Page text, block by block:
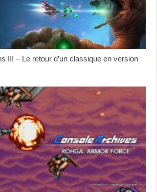
III – Le retour d’un classique en version